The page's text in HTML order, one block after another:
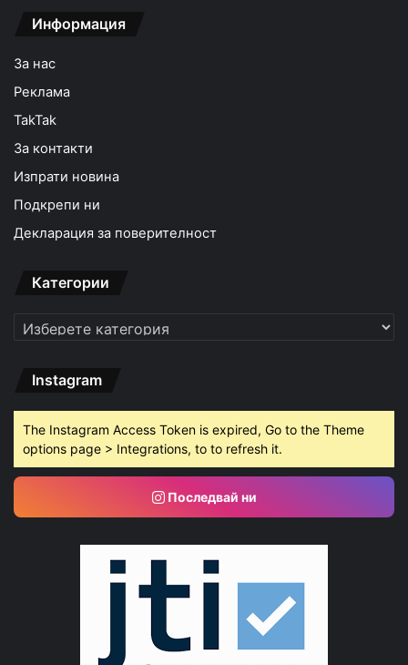
Информация
За нас
Реклама
TakTak
За контакти
Изпрати новина
Подкрепи ни
Декларация за поверителност
Категории
Категории
Instagram
The Instagram Access Token is expired, Go to the Theme
options page > Integrations, to to refresh it.
Последвай ни